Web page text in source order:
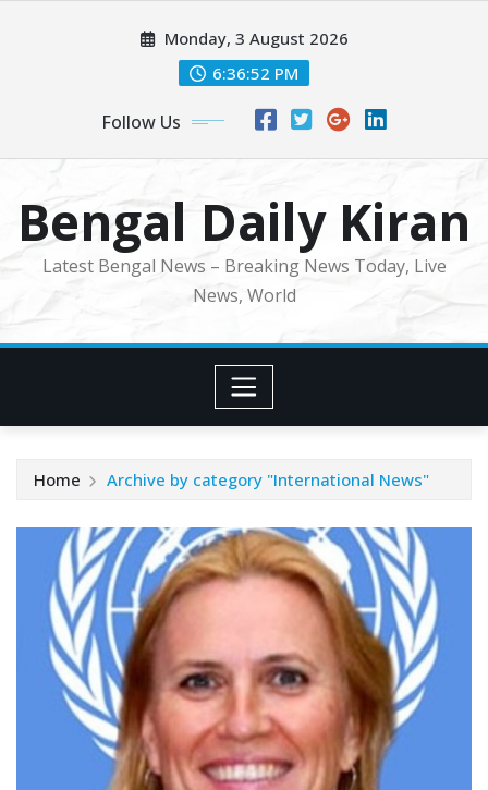
Monday, 3 August 2026
6:36:53 PM
Follow Us
Bengal Daily Kiran
Latest Bengal News – Breaking News Today, Live
News, World
Home Archive by category "International News"